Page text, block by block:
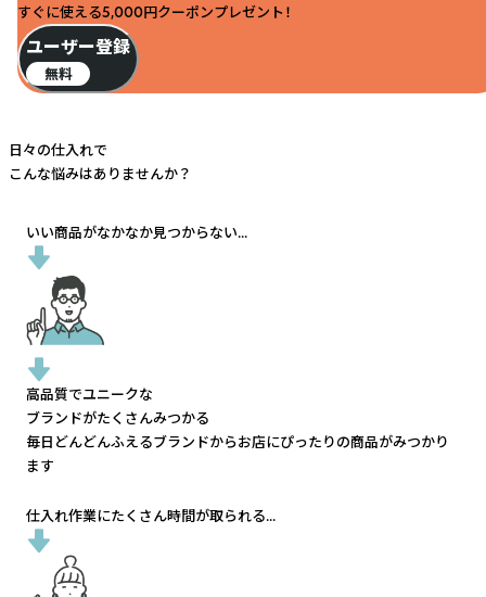
すぐに使える5,000円クーポンプレゼント！
ユーザー登録
無料
日々の仕入れで
こんな悩みはありませんか？
いい商品がなかなか見つからない...
高品質でユニークな
ブランドがたくさんみつかる
毎日どんどんふえるブランドからお店にぴったりの商品がみつかり
ます
仕入れ作業にたくさん時間が取られる...